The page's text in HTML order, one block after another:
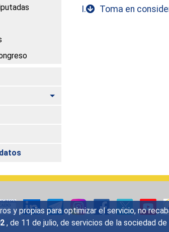
y propias para optimizar el servicio, no
, de 11 de julio, de servicios de la sociedad
Alternar
I. Toma en